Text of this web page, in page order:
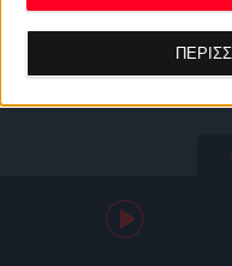
επιστρέφοντας σε αυτόν
κουμπί "Απορρήτου" στο